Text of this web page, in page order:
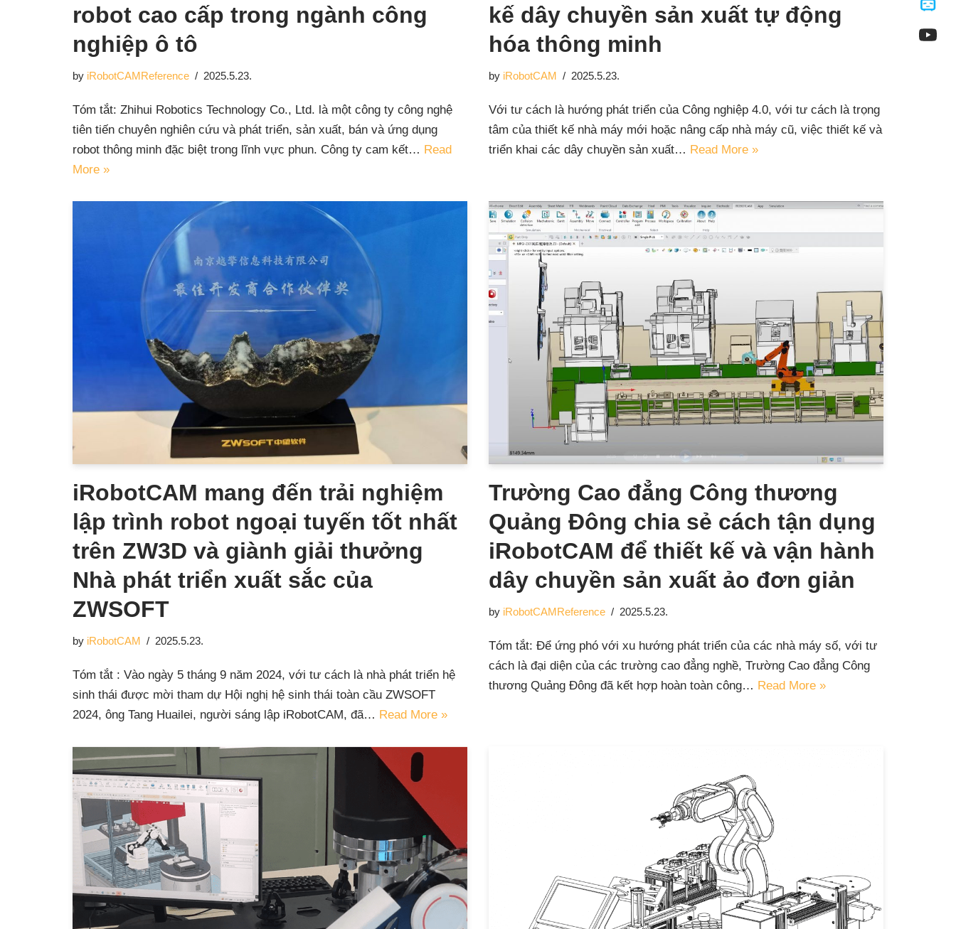
robot cao cấp trong ngành công
nghiệp ô tô
by iRobotCAMReference 2025.5.23.
Tóm tắt: Zhihui Robotics Technology Co., Ltd. là một công ty công nghệ
tiên tiến chuyên nghiên cứu và phát triển, sản xuất, bán và ứng dụng
robot thông minh đặc biệt trong lĩnh vực phun. Công ty cam kết… Read
More »
kế dây chuyền sản xuất tự động
hóa thông minh
by iRobotCAM 2025.5.23.
Với tư cách là hướng phát triển của Công nghiệp 4.0, với tư cách là trọng
tâm của thiết kế nhà máy mới hoặc nâng cấp nhà máy cũ, việc thiết kế và
triển khai các dây chuyền sản xuất… Read More »
iRobotCAM mang đến trải nghiệm
lập trình robot ngoại tuyến tốt nhất
trên ZW3D và giành giải thưởng
Nhà phát triển xuất sắc của
ZWSOFT
by iRobotCAM 2025.5.23.
Tóm tắt : Vào ngày 5 tháng 9 năm 2024, với tư cách là nhà phát triển hệ
sinh thái được mời tham dự Hội nghị hệ sinh thái toàn cầu ZWSOFT
2024, ông Tang Huailei, người sáng lập iRobotCAM, đã… Read More »
Trường Cao đẳng Công thương
Quảng Đông chia sẻ cách tận dụng
iRobotCAM để thiết kế và vận hành
dây chuyền sản xuất ảo đơn giản
by iRobotCAMReference 2025.5.23.
Tóm tắt: Để ứng phó với xu hướng phát triển của các nhà máy số, với tư
cách là đại diện của các trường cao đẳng nghề, Trường Cao đẳng Công
thương Quảng Đông đã kết hợp hoàn toàn công… Read More »